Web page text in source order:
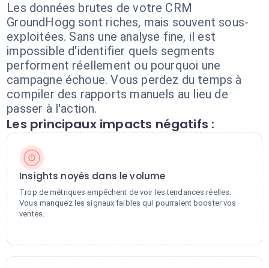
Les données brutes de votre CRM
GroundHogg sont riches, mais souvent sous-
exploitées. Sans une analyse fine, il est
impossible d'identifier quels segments
performent réellement ou pourquoi une
campagne échoue. Vous perdez du temps à
compiler des rapports manuels au lieu de
passer à l'action.
Les principaux impacts négatifs :
Insights noyés dans le volume
Trop de métriques empêchent de voir les tendances réelles.
Vous manquez les signaux faibles qui pourraient booster vos
ventes.